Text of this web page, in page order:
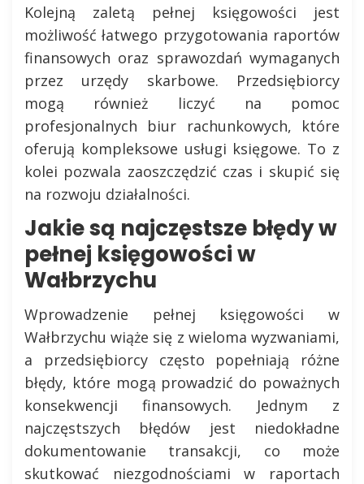
Kolejną zaletą pełnej księgowości jest
możliwość łatwego przygotowania raportów
finansowych oraz sprawozdań wymaganych
przez urzędy skarbowe. Przedsiębiorcy
mogą również liczyć na pomoc
profesjonalnych biur rachunkowych, które
oferują kompleksowe usługi księgowe. To z
kolei pozwala zaoszczędzić czas i skupić się
na rozwoju działalności.
Jakie są najczęstsze błędy w
pełnej księgowości w
Wałbrzychu
Wprowadzenie pełnej księgowości w
Wałbrzychu wiąże się z wieloma wyzwaniami,
a przedsiębiorcy często popełniają różne
błędy, które mogą prowadzić do poważnych
konsekwencji finansowych. Jednym z
najczęstszych błędów jest niedokładne
dokumentowanie transakcji, co może
skutkować niezgodnościami w raportach